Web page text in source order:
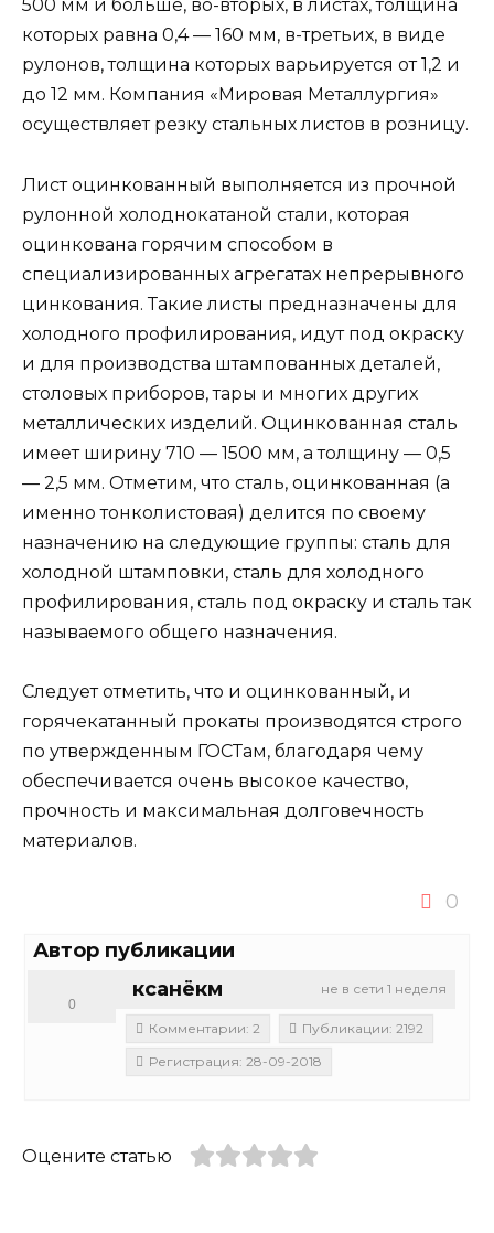
500 мм и больше, во-вторых, в листах, толщина
которых равна 0,4 — 160 мм, в-третьих, в виде
рулонов, толщина которых варьируется от 1,2 и
до 12 мм. Компания «Мировая Металлургия»
осуществляет резку стальных листов в розницу.
Лист оцинкованный выполняется из прочной
рулонной холоднокатаной стали, которая
оцинкована горячим способом в
специализированных агрегатах непрерывного
цинкования. Такие листы предназначены для
холодного профилирования, идут под окраску
и для производства штампованных деталей,
столовых приборов, тары и многих других
металлических изделий. Оцинкованная сталь
имеет ширину 710 — 1500 мм, а толщину — 0,5
— 2,5 мм. Отметим, что сталь, оцинкованная (а
именно тонколистовая) делится по своему
назначению на следующие группы: сталь для
холодной штамповки, сталь для холодного
профилирования, сталь под окраску и сталь так
называемого общего назначения.
Следует отметить, что и оцинкованный, и
горячекатанный прокаты производятся строго
по утвержденным ГОСТам, благодаря чему
обеспечивается очень высокое качество,
прочность и максимальная долговечность
материалов.
0
Автор публикации
не в сети 1 неделя
ксанёкм
0
Комментарии: 2
Публикации: 2192
Регистрация: 28-09-2018
Оцените статью